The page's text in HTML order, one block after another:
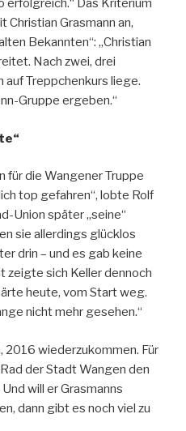
erfolgreich.“ Das Kriterium
Grasmann an,
Bekannten“: „Christian
Nach zwei, drei
auf Treppchenkurs liege.
Gruppe ergeben.“
für die Wangener Truppe
top gefahren“, lobte Rolf
Union später „seine“
sie allerdings glücklos
drin – und es gab keine
zeigte sich Keller dennoch
heute, vom Start weg.
nicht mehr gesehen.“
2016 wiederzukommen. Für
der Stadt Wangen den
will er Grasmanns
dann gibt es noch viel zu